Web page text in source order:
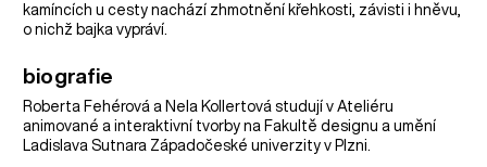
kamíncích u cesty nachází zhmotnění křehkosti, závisti i hněvu,
o nichž bajka vypráví.
biografie
Roberta Fehérová a Nela Kollertová studují v Ateliéru
animované a interaktivní tvorby na Fakultě designu a umění
Ladislava Sutnara Západočeské univerzity v Plzni.